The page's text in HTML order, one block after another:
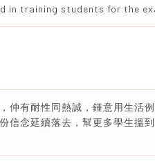
in training students for the
仲有耐性同熱誠，鍾意用生活
信念延續落去，幫更多學生搵